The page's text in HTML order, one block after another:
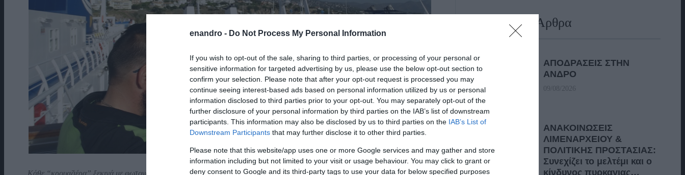
enandro - Do Not Process My Personal Information
If you wish to opt-out of the sale, sharing to third parties, or processing of your personal or
sensitive information for targeted advertising by us, please use the below opt-out section to
confirm your selection. Please note that after your opt-out request is processed you may
continue seeing interest-based ads based on personal information utilized by us or personal
information disclosed to third parties prior to your opt-out. You may separately opt-out of the
further disclosure of your personal information by third parties on the IAB’s list of downstream
participants. This information may also be disclosed by us to third parties on the IAB’s List of
Downstream Participants that may further disclose it to other third parties.
Please note that this website/app uses one or more Google services and may gather and store
information including but not limited to your visit or usage behaviour. You may click to grant or
deny consent to Google and its third-party tags to use your data for below specified purposes
Κάθε “κρουαζιέρα” ξεκινά με φωτογραφίες. Εδώ δύο τηνιακοί φωτογραφίζουν τα καράβια της Ραφήνας, καθώς το SuperFerry
Πρόσφατα Άρθρα
ΑΠΟΔΡΑΣΕΙΣ ΣΤΗΝ
ΑΝΔΡΟ
09/08/2026
ΑΝΑΚΟΙΝΩΣΕΙΣ
ΛΙΜΕΝΑΡΧΕΙΟΥ &
ΠΟΛΙΤΙΚΗΣ ΠΡΟΣΤΑΣΙΑΣ:
Συνεχίζει το μελτέμι και ο
κίνδυνος πυρκαγιας…